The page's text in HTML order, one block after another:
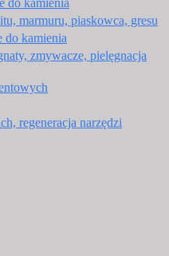
marmuru, piaskowca, gresu
do kamienia
zmywacze, pielęgnacja
regeneracja narzędzi